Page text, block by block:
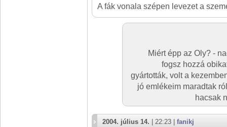
A fák vonala szépen levezet a
Miért épp az Oly? -
fogsz hozzá
gyártották, volt a
jó emlékeim maradtak
hacsak
2004. július 14. | 22:23 | fanikj